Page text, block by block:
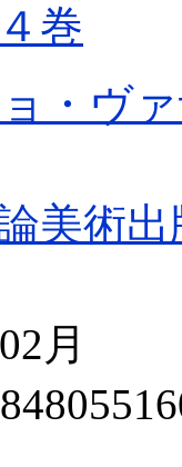
巻
・ヴ
美術出
月